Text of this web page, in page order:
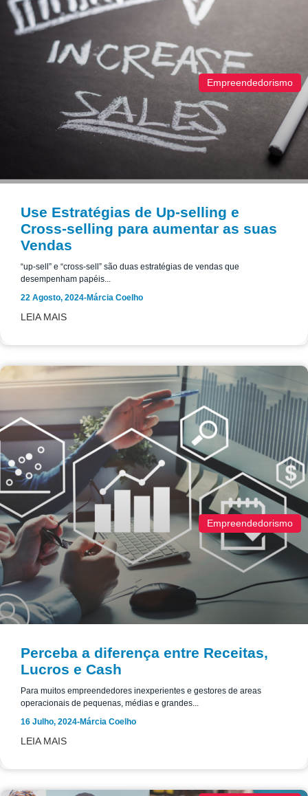
Empreendedorismo
Use Estratégias de Up-selling e
Cross-selling para aumentar as suas
Vendas
“up-sell” e “cross-sell” são duas estratégias de vendas que
desempenham papéis...
22 Agosto, 2024-Márcia Coelho
LEIA MAIS
Empreendedorismo
Perceba a diferença entre Receitas,
Lucros e Cash
Para muitos empreendedores inexperientes e gestores de areas
operacionais de pequenas, médias e grandes...
16 Julho, 2024-Márcia Coelho
LEIA MAIS